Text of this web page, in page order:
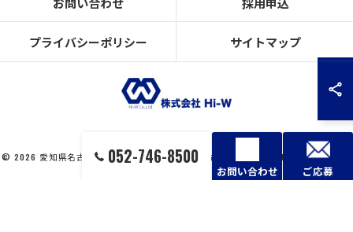
052-746-8500
お問い合わせ ご応募
プライバシーポリシー サイトマップ
© 2026 愛知県名古屋市の設備工事の求人なら株式会社Hi-W ALL RIGHTS RESERVED.